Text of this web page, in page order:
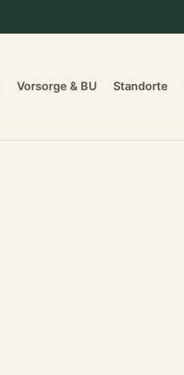
Vorsorge & BU Standorte